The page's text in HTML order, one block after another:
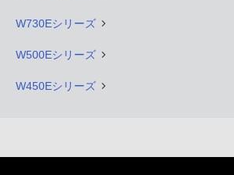
W730Eシリーズ
W500Eシリーズ
W450Eシリーズ